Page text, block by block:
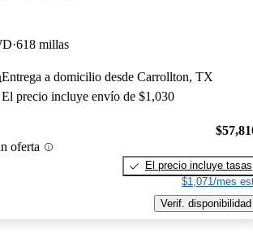
618 millas
Entrega a domicilio desde Carrollton, TX
El precio incluye envío de $1,030
oferta
El precio incluye tasas
$1,071/mes
Verif. disponibilidad